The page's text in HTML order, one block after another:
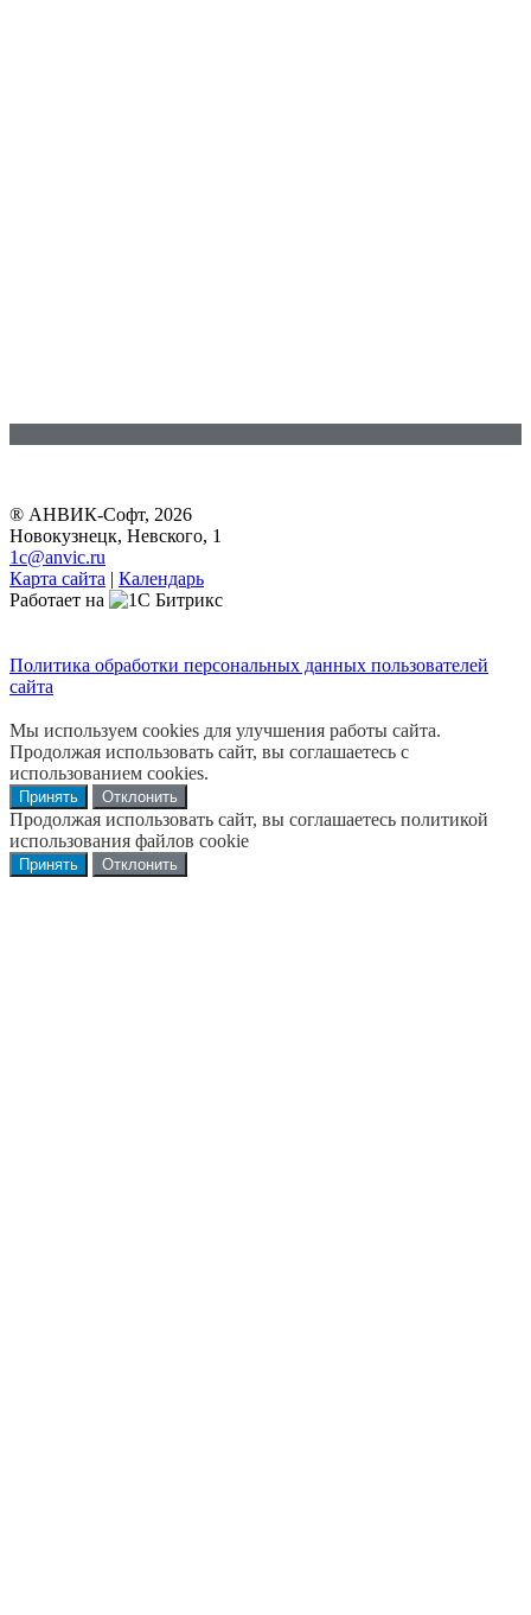
® АНВИК-Софт, 2026
Новокузнецк, Невского, 1
1c@anvic.ru
Карта сайта | Календарь
Работает на
Политика обработки персональных данных пользователей
сайта
Мы используем cookies для улучшения работы сайта.
Продолжая использовать сайт, вы соглашаетесь с
использованием cookies.
Принять Отклонить
Продолжая использовать сайт, вы соглашаетесь политикой
использования файлов cookie
Принять Отклонить